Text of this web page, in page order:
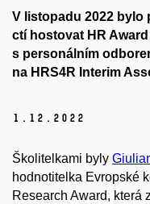
V listopadu 2022 bylo
ctí hostovat HR
s personálním
na HRS4R Interim
1. 12. 2022
Školitelkami byly
hodnotitelka Evropské
Research Award, která